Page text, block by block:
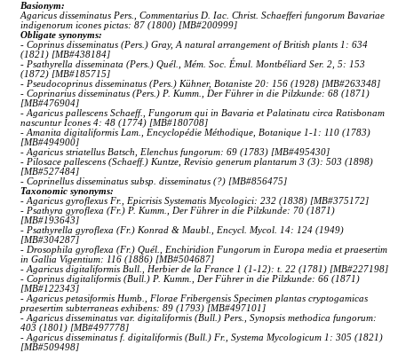
Basionym:
Agaricus disseminatus Pers., Commentarius D. Iac. Christ. Schaefferi fungorum Bavariae
indigenorum icones pictas: 87 (1800) [MB#200999]
Obligate synonyms:
- Coprinus disseminatus (Pers.) Gray, A natural arrangement of British plants 1: 634
(1821) [MB#438184]
- Psathyrella disseminata (Pers.) Quél., Mém. Soc. Émul. Montbéliard Ser. 2, 5: 153
(1872) [MB#185715]
- Pseudocoprinus disseminatus (Pers.) Kühner, Botaniste 20: 156 (1928) [MB#263348]
- Coprinarius disseminatus (Pers.) P. Kumm., Der Führer in die Pilzkunde: 68 (1871)
[MB#476904]
- Agaricus pallescens Schaeff., Fungorum qui in Bavaria et Palatinatu circa Ratisbonam
nascuntur Icones 4: 48 (1774) [MB#180708]
- Amanita digitaliformis Lam., Encyclopédie Méthodique, Botanique 1-1: 110 (1783)
[MB#494900]
- Agaricus striatellus Batsch, Elenchus fungorum: 69 (1783) [MB#495430]
- Pilosace pallescens (Schaeff.) Kuntze, Revisio generum plantarum 3 (3): 503 (1898)
[MB#527484]
- Coprinellus disseminatus subsp. disseminatus (?) [MB#856475]
Taxonomic synonyms:
- Agaricus gyroflexus Fr., Epicrisis Systematis Mycologici: 232 (1838) [MB#375172]
- Psathyra gyroflexa (Fr.) P. Kumm., Der Führer in die Pilzkunde: 70 (1871)
[MB#193643]
- Psathyrella gyroflexa (Fr.) Konrad & Maubl., Encycl. Mycol. 14: 124 (1949)
[MB#304287]
- Drosophila gyroflexa (Fr.) Quél., Enchiridion Fungorum in Europa media et praesertim
in Gallia Vigentium: 116 (1886) [MB#504687]
- Agaricus digitaliformis Bull., Herbier de la France 1 (1-12): t. 22 (1781) [MB#227198]
- Coprinus digitaliformis (Bull.) P. Kumm., Der Führer in die Pilzkunde: 66 (1871)
[MB#122343]
- Agaricus petasiformis Humb., Florae Fribergensis Specimen plantas cryptogamicas
praesertim subterraneas exhibens: 89 (1793) [MB#497101]
- Agaricus disseminatus var. digitaliformis (Bull.) Pers., Synopsis methodica fungorum:
403 (1801) [MB#497778]
- Agaricus disseminatus f. digitaliformis (Bull.) Fr., Systema Mycologicum 1: 305 (1821)
[MB#509498]